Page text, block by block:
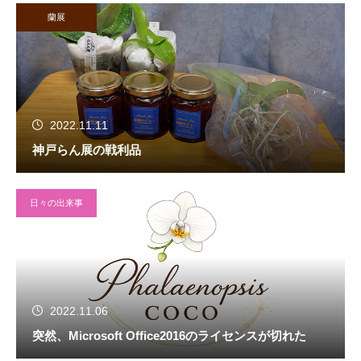
蘭展
2022.11.11
神戸らん展の戦利品
日々の出来事
2022.11.06
突然、Microsoft Office2016のライセンスが切れた